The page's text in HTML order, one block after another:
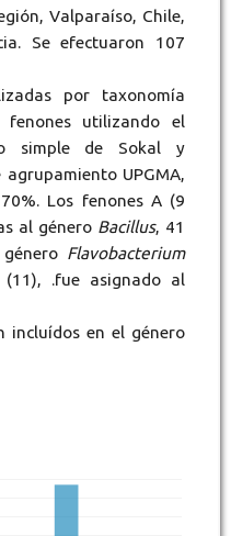
Valparaíso, Chile,
Se efectuaron 107
por taxonomía
fenones utilizando el
simple de Sokal y
UPGMA,
Los fenones A (9
al género Bacillus, 41
Flavobacterium
.fue asignado al
incluídos en el género